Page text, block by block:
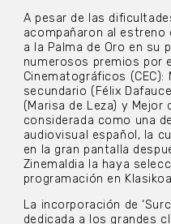
A pesar de las
acompañaron al
a la Palma de Oro en su
numerosos premios por
Cinematográficos
secundario (Félix
(Marisa de Leza) y Mejor
considerada como una
audiovisual español, la
en la gran pantalla
Zinemaldia la haya
programación en
La incorporación de
dedicada a los grandes